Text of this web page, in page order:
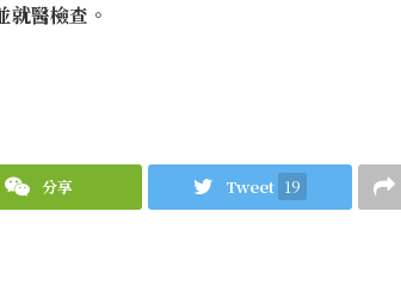
就醫檢查。
分享 Tweet 19